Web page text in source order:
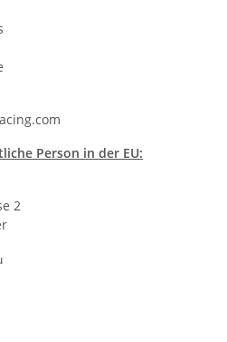
Person in der EU:
2